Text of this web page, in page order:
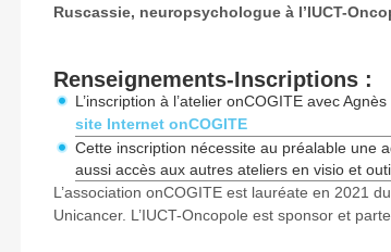
Ruscassie, neuropsychologue à l’IUCT-
Renseignements-Inscriptions :
L’inscription à l’atelier onCOGITE avec
site Internet onCOGITE
Cette inscription nécessite au préalable une
aussi accès aux autres ateliers en visio et
L’association onCOGITE est lauréate en 2021
Unicancer. L’IUCT-Oncopole est sponsor et